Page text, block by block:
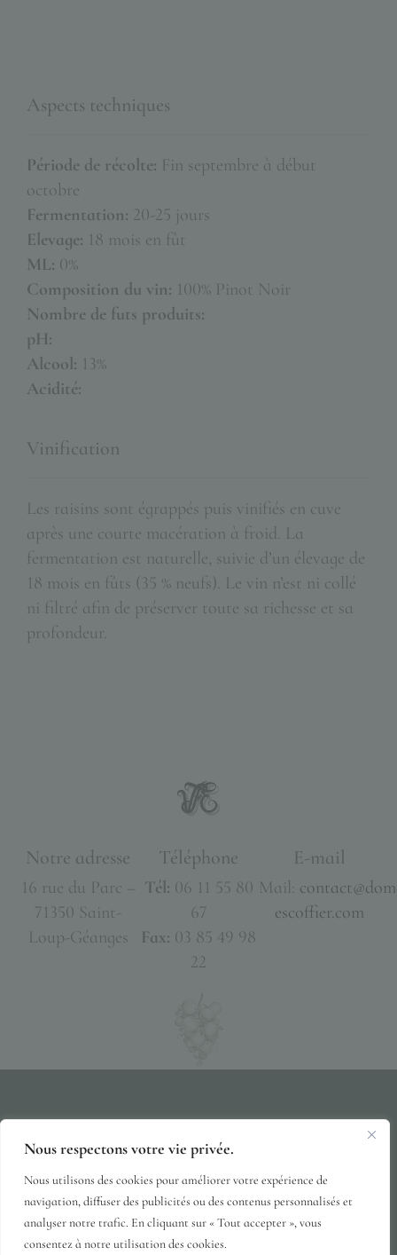
Nous respectons votre vie privée.
Nous utilisons des cookies pour améliorer votre expérience de
navigation, diffuser des publicités ou des contenus personnalisés et
analyser notre trafic. En cliquant sur « Tout accepter », vous
consentez à notre utilisation des cookies.
Aspects techniques
Période de récolte: Fin septembre à début
octobre
Fermentation: 20-25 jours
Elevage: 18 mois en fût
ML: 0%
Composition du vin: 100% Pinot Noir
Nombre de futs produits:
pH:
Alcool: 13%
Acidité:
Vinification
Les raisins sont égrappés puis vinifiés en cuve
après une courte macération à froid. La
fermentation est naturelle, suivie d’un élevage de
18 mois en fûts (35 % neufs). Le vin n’est ni collé
ni filtré afin de préserver toute sa richesse et sa
profondeur.
Notre adresse
16 rue du Parc –
71350 Saint-
Loup-Géanges
Téléphone
Tél: 06 11 55 80
67
Fax: 03 85 49 98
22
E-mail
Mail:
escoffier.com
Politique de Confidentialité
Conditions Générales de Vente
© 2026·DOMAINE-ESCOFFIER.COM